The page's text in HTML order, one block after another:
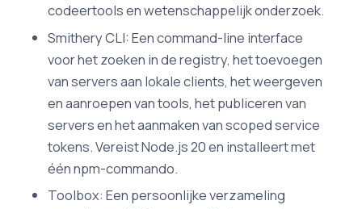
codeertools en wetenschappelijk onderzoek.
Smithery CLI: Een command-line interface
voor het zoeken in de registry, het toevoegen
van servers aan lokale clients, het weergeven
en aanroepen van tools, het publiceren van
servers en het aanmaken van scoped service
tokens. Vereist Node.js 20 en installeert met
één npm-commando.
Toolbox: Een persoonlijke verzameling